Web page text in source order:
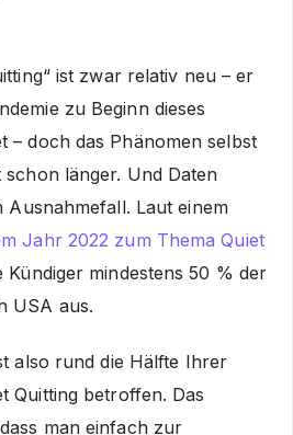
ist zwar relativ neu – er
zu Beginn dieses
– doch das Phänomen selbst
länger. Und Daten
Ausnahmefall. Laut einem
Jahr 2022 zum Thema Quiet
Kündiger mindestens 50 % der
USA aus.
also rund die Hälfte Ihrer
Quitting betroffen. Das
man einfach zur